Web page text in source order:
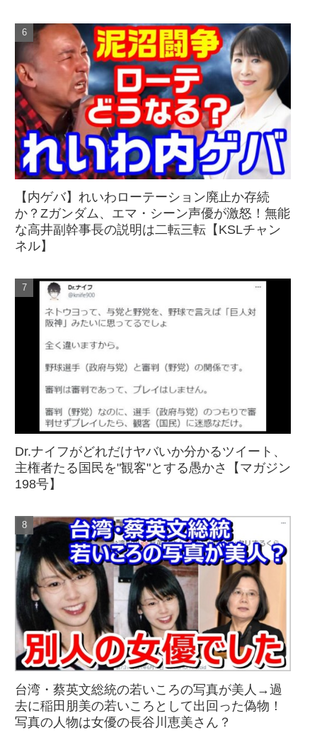
【内ゲバ】れいわローテーション廃止か存続
か？Zガンダム、エマ・シーン声優が激怒！無能
な高井副幹事長の説明は二転三転【KSLチャン
ネル】
Dr.ナイフがどれだけヤバいか分かるツイート、
主権者たる国民を"観客"とする愚かさ【マガジン
198号】
台湾・蔡英文総統の若いころの写真が美人→過
去に稲田朋美の若いころとして出回った偽物！
写真の人物は女優の長谷川恵美さん？